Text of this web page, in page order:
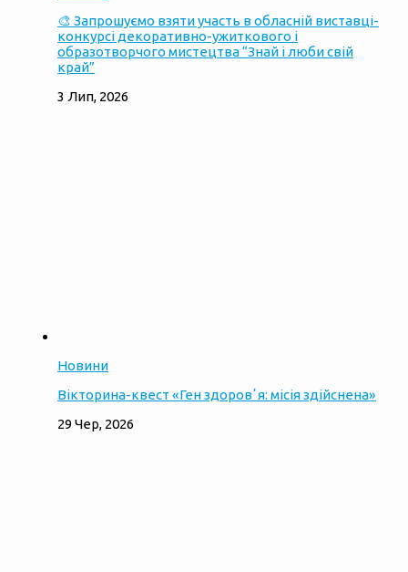
🎨 Запрошуємо взяти участь в обласній виставці-
конкурсі декоративно-ужиткового і
образотворчого мистецтва “Знай і люби свій
край”
3 Лип, 2026
Новини
Вікторина-квест «Ген здоровʼя: місія здійснена»
29 Чер, 2026